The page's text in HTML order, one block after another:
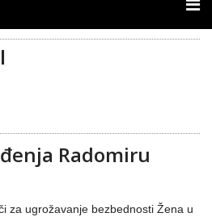
Radomiru
za ugrožavanje bezbednosti Žena u